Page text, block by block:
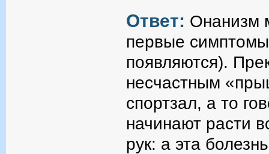
Ответ: Онанизм
первые
появляются).
несчастным
спортзал, а то
начинают расти
рук: а эта